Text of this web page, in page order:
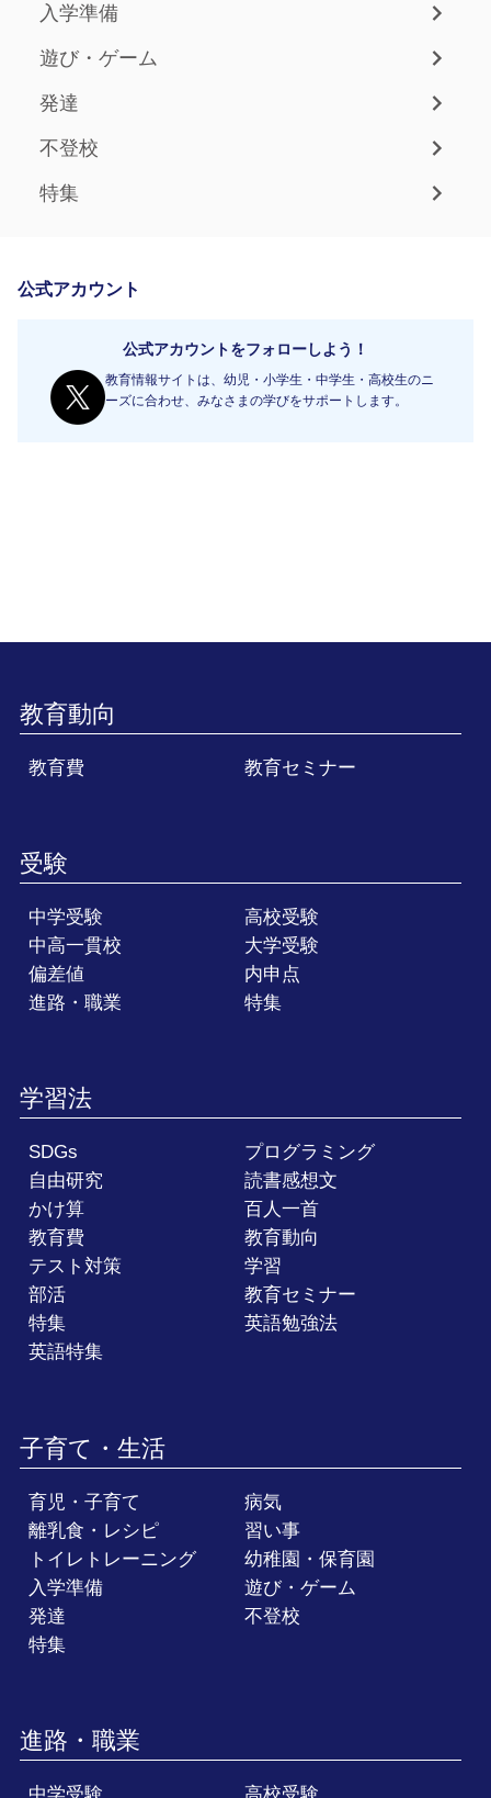
入学準備
遊び・ゲーム
発達
不登校
特集
公式アカウント
公式アカウントをフォローしよう！
教育情報サイトは、幼児・小学生・中学生・高校生のニ
ーズに合わせ、みなさまの学びをサポートします。
教育動向
教育費 教育セミナー
受験
中学受験
高校受験
中高一貫校
大学受験
偏差値
内申点
進路・職業
特集
学習法
SDGs
プログラミング
自由研究
読書感想文
かけ算
百人一首
教育費
教育動向
テスト対策
学習
部活
教育セミナー
特集
英語勉強法
英語特集
子育て・生活
育児・子育て
病気
離乳食・レシピ
習い事
トイレトレーニング
幼稚園・保育園
入学準備
遊び・ゲーム
発達
不登校
特集
進路・職業